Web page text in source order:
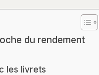
du rendement
les livrets